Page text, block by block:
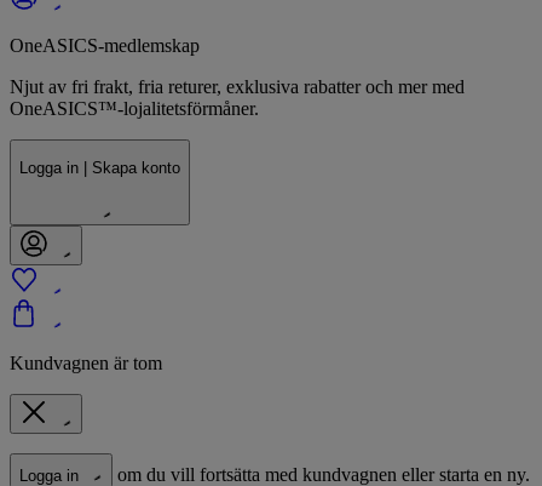
OneASICS-medlemskap
Njut av fri frakt, fria returer, exklusiva rabatter och mer med
OneASICS™-lojalitetsförmåner.
Logga in | Skapa konto
Kundvagnen är tom
Logga in om du vill fortsätta med kundvagnen eller starta en ny.